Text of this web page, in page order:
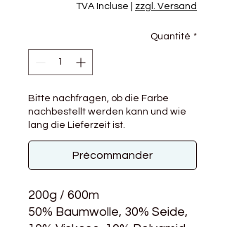
TVA Incluse zzgl. Versand
Quantité *
Bitte nachfragen, ob die Farbe
nachbestellt werden kann und wie
lang die Lieferzeit ist.
Précommander
200g / 600m
50% Baumwolle, 30% Seide,